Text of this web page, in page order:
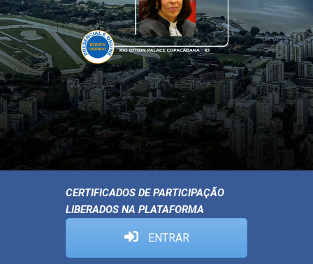
CERTIFICADOS DE PARTICIPAÇÃO
LIBERADOS NA PLATAFORMA
ENTRAR